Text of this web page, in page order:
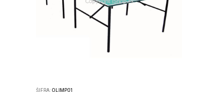
ŠIFRA: OLIMP01